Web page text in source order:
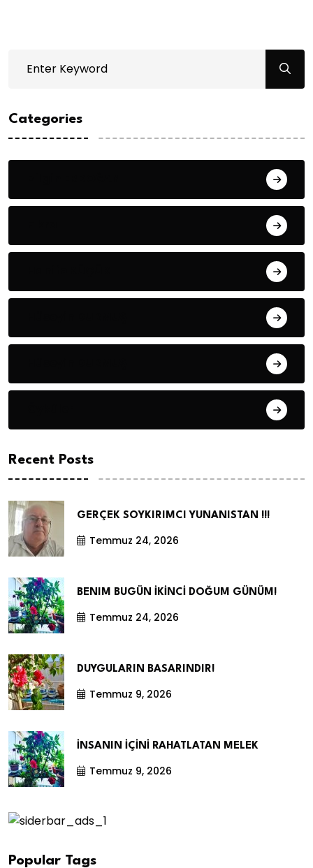
Categories
Recent Posts
GERÇEK SOYKIRIMCI YUNANISTAN !!!
Temmuz 24, 2026
BENIM BUGÜN İKİNCİ DOĞUM GÜNÜM!
Temmuz 24, 2026
DUYGULARIN BASARINDIR!
Temmuz 9, 2026
İNSANIN İÇİNİ RAHATLATAN MELEK
Temmuz 9, 2026
Popular Tags